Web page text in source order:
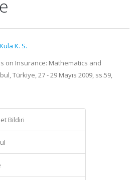
Kula K. S.
on Insurance: Mathematics and
Türkiye, 27 - 29 Mayıs 2009, ss.59,
Bildiri